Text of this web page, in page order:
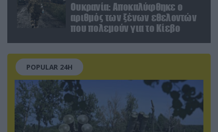
Ουκρανία: Αποκαλύφθηκε ο
αριθμός των ξένων εθελοντών
που πολεμούν για το Κίεβο
POPULAR 24H